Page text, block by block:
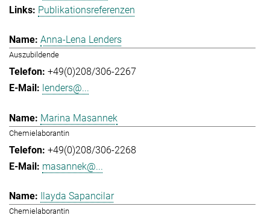
Publikationsreferenzen
Anna-Lena Lenders
Auszubildende
+49(0)208/306-2267
lenders@...
Marina Masannek
Chemielaborantin
+49(0)208/306-2268
masannek@...
Ilayda Sapancilar
Chemielaborantin